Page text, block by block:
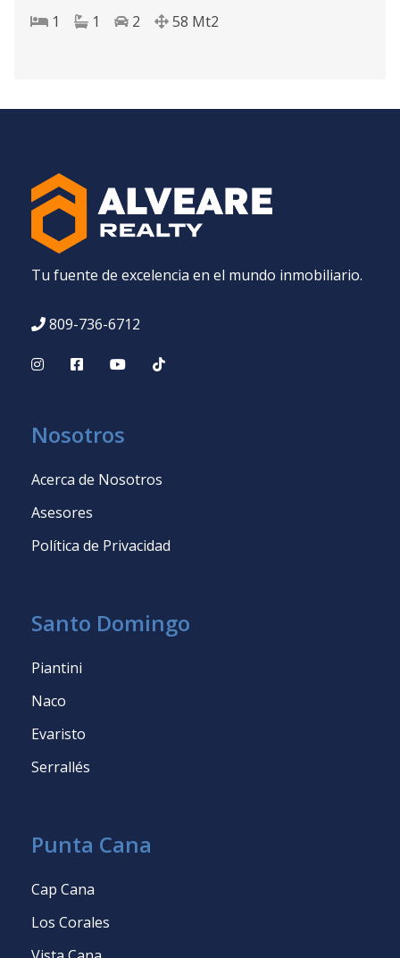
1 1 2 58 Mt2
Tu fuente de excelencia en el mundo inmobiliario.
809-736-6712
Nosotros
Acerca de Nosotros
Asesores
Política de Privacidad
Santo Domingo
Piantini
Naco
Evaristo
Serrallés
Punta Cana
Cap Cana
Los Corales